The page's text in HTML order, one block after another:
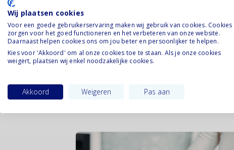
Bij een scheiding is het uitkopen van een ex-
partner uit de gezamenlijke woning vaak een
belangrijke stap. In dit artikel lees je hoe je
de uitkoopsom berekent aan de hand van
de actuele woningwaarde, de
openstaande...
Wij plaatsen cookies
Voor een goede gebruikerservaring maken wij gebruik van cookies. Cookies
zorgen voor het goed functioneren en het verbeteren van onze website.
Daarnaast helpen cookies ons om jou beter en persoonlijker te helpen.
Kies voor 'Akkoord' om al onze cookies toe te staan. Als je onze cookies
weigert, plaatsen wij enkel noodzakelijke cookies.
Akkoord Weigeren Pas aan